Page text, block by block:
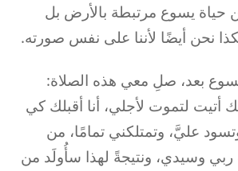
حياة يسوع مرتبطة بالأرض بل
نحن أيضًا لأننا على نفس صورته.
بعد، صلِ معي هذه الصلاة:
أتيت لتموت لأجلي، أنا أقبلك كي
عليَّ، وتمتلكني تمامًا، من
ربي وسيدي، ونتيجةً لهذا سأُولَد من